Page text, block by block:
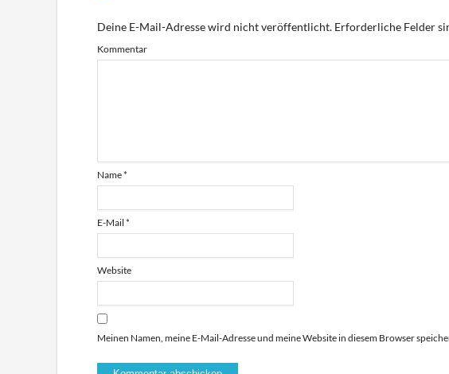
Deine E-Mail-Adresse wird nicht veröffentlicht. Erforderliche Felder
Kommentar
Name*
E-Mail *
Website
Meinen Namen, meine E-Mail-Adresse und meine Website in diesem Browser